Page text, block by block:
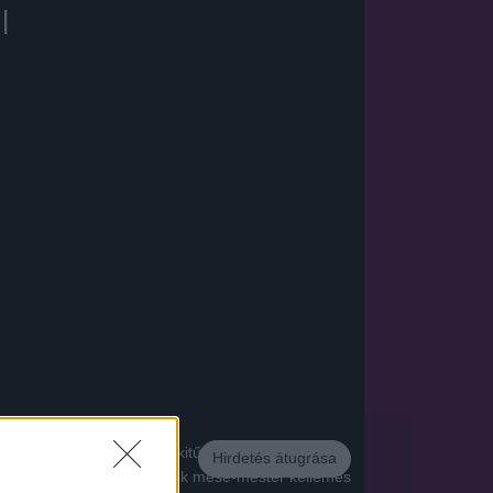
Hirdetés átugrása
annyira az egyébként kitűnő animátorok
történeteknek. Mekk Elek mese-mester kellemes